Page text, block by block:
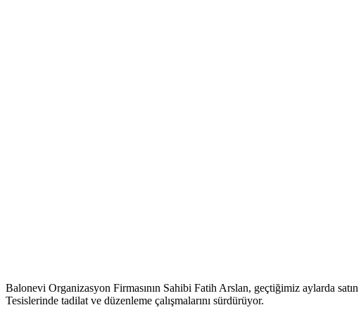
Balonevi Organizasyon Firmasının Sahibi Fatih Arslan, geçtiğimiz aylarda
Tesislerinde tadilat ve düzenleme çalışmalarını sürdürüyor.